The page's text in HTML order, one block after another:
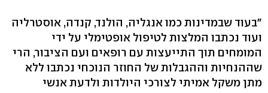
"בעוד שבמדינות כמו אנגליה, הולנד, קנדה, אוסטרליה
ועוד נכתבו המלצות לטיפול אופטימלי על ידי
המומחים תוך התייעצות עם רופאים ועם הציבור, הרי
שההנחיות וההגבלות של החוזר הנוכחי נכתבו ללא
מתן משקל אמיתי לצורכי היולדות ולדעת אנשי